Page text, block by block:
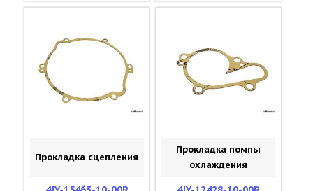
Прокладка сцепления
Прокладка помпы
охлаждения